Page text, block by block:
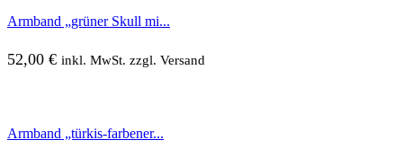
Armband „grüner Skull mi...
52,00 € inkl. MwSt. zzgl. Versand
Armband „türkis-farbener...